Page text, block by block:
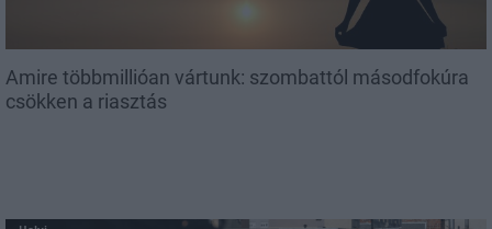
Amire többmillióan vártunk: szombattól másodfokúra
csökken a riasztás